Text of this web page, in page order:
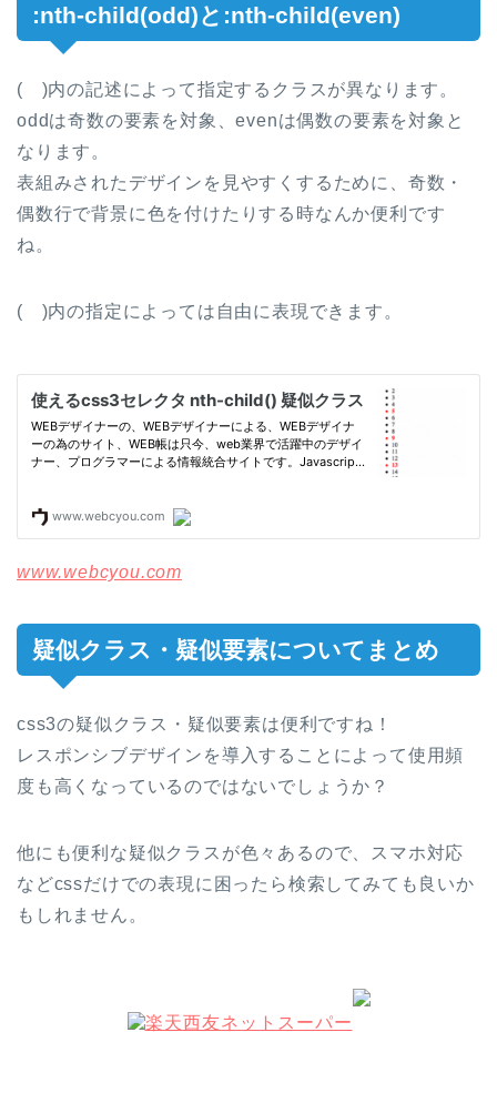
:nth-child(odd)と:nth-child(even)
( )内の記述によって指定するクラスが異なります。
oddは奇数の要素を対象、evenは偶数の要素を対象と
なります。
表組みされたデザインを見やすくするために、奇数・
偶数行で背景に色を付けたりする時なんか便利です
ね。
( )内の指定によっては自由に表現できます。
www.webcyou.com
疑似クラス・疑似要素についてまとめ
css3の疑似クラス・疑似要素は便利ですね！
レスポンシブデザインを導入することによって使用頻
度も高くなっているのではないでしょうか？
他にも便利な疑似クラスが色々あるので、スマホ対応
などcssだけでの表現に困ったら検索してみても良いか
もしれません。